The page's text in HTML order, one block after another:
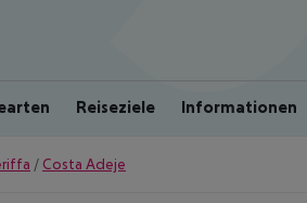
Reiseziele Informationen
/ Costa Adeje